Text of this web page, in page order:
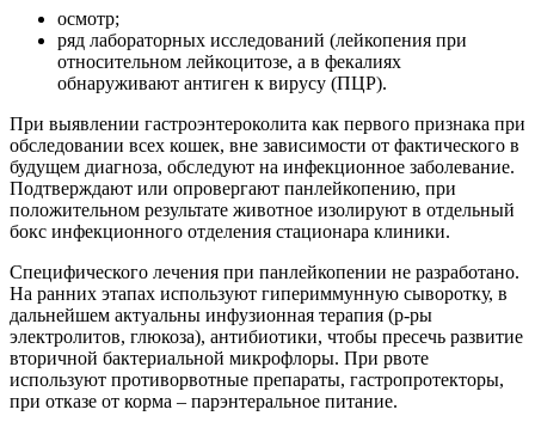
осмотр;
ряд лабораторных исследований (лейкопения при
относительном лейкоцитозе, а в фекалиях
обнаруживают антиген к вирусу (ПЦР).
При выявлении гастроэнтероколита как первого признака при
обследовании всех кошек, вне зависимости от фактического в
будущем диагноза, обследуют на инфекционное заболевание.
Подтверждают или опровергают панлейкопению, при
положительном результате животное изолируют в отдельный
бокс инфекционного отделения стационара клиники.
Специфического лечения при панлейкопении не разработано.
На ранних этапах используют гипериммунную сыворотку, в
дальнейшем актуальны инфузионная терапия (р-ры
электролитов, глюкоза), антибиотики, чтобы пресечь развитие
вторичной бактериальной микрофлоры. При рвоте
используют противорвотные препараты, гастропротекторы,
при отказе от корма – парэнтеральное питание.